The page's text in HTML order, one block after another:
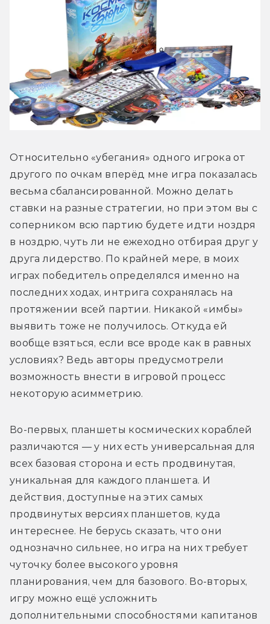
Относительно «убегания» одного игрока от
другого по очкам вперёд мне игра показалась
весьма сбалансированной. Можно делать
ставки на разные стратегии, но при этом вы с
соперником всю партию будете идти ноздря
в ноздрю, чуть ли не ежеходно отбирая друг у
друга лидерство. По крайней мере, в моих
играх победитель определялся именно на
последних ходах, интрига сохранялась на
протяжении всей партии. Никакой «имбы»
выявить тоже не получилось. Откуда ей
вообще взяться, если все вроде как в равных
условиях? Ведь авторы предусмотрели
возможность внести в игровой процесс
некоторую асимметрию.
Во-первых, планшеты космических кораблей
различаются — у них есть универсальная для
всех базовая сторона и есть продвинутая,
уникальная для каждого планшета. И
действия, доступные на этих самых
продвинутых версиях планшетов, куда
интереснее. Не берусь сказать, что они
однозначно сильнее, но игра на них требует
чуточку более высокого уровня
планирования, чем для базового. Во-вторых,
игру можно ещё усложнить
дополнительными способностями капитанов